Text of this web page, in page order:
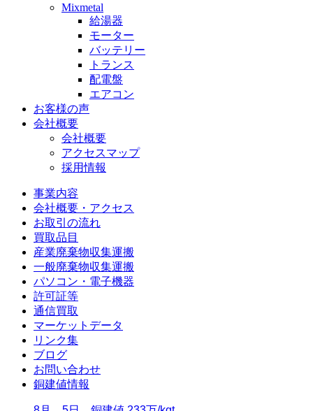
Mixmetal
給湯器
モーター
バッテリー
トランス
配電盤
エアコン
お客様の声
会社概要
会社概要
アクセスマップ
採用情報
事業内容
会社概要・アクセス
お取引の流れ
買取品目
産業廃棄物収集運搬
一般廃棄物収集運搬
パソコン・電子機器
許可証等
通信買取
マーケットデータ
リンク集
ブログ
お問い合わせ
銅建値情報